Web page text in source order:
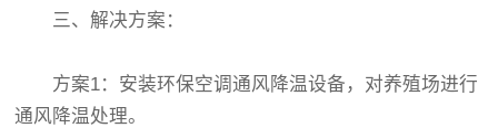
三、解决方案：
方案1：安装环保空调通风降温设备，对养殖场进行
通风降温处理。